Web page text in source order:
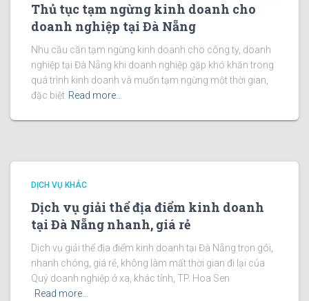
Thủ tục tạm ngừng kinh doanh cho
doanh nghiệp tại Đà Nẵng
Nhu cầu cần tạm ngừng kinh doanh cho công ty, doanh
nghiệp tại Đà Nẵng khi doanh nghiệp gặp khó khăn trong
quá trình kinh doanh và muốn tạm ngừng một thời gian,
đặc biệt Read more…
DỊCH VỤ KHÁC
Dịch vụ giải thể địa điểm kinh doanh
tại Đà Nẵng nhanh, giá rẻ
Dịch vụ giải thể địa điểm kinh doanh tại Đà Nẵng trọn gói,
nhanh chóng, giá rẻ, không làm mất thời gian đi lại của
Quý doanh nghiệp ở xa, khác tỉnh, TP. Hoa Sen
Read more…